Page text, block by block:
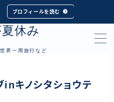
プロフィールを読む
休み
界一周旅行など
キノシタショウテ